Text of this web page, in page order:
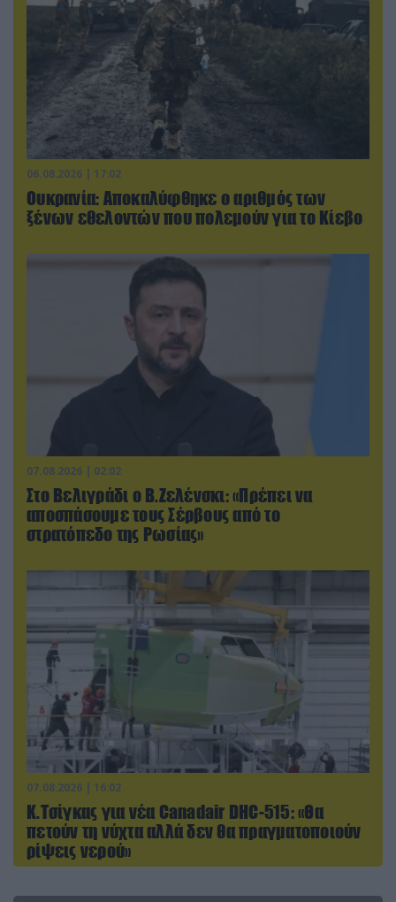
06.08.2026 | 17:02
Ουκρανία: Αποκαλύφθηκε ο αριθμός των
ξένων εθελοντών που πολεμούν για το Κίεβο
07.08.2026 | 02:02
Στο Βελιγράδι ο Β.Ζελένσκι: «Πρέπει να
αποσπάσουμε τους Σέρβους από το
στρατόπεδο της Ρωσίας»
07.08.2026 | 16:02
Κ.Τσίγκας για νέα Canadair DHC-515: «Θα
πετούν τη νύχτα αλλά δεν θα πραγματοποιούν
ρίψεις νερού»